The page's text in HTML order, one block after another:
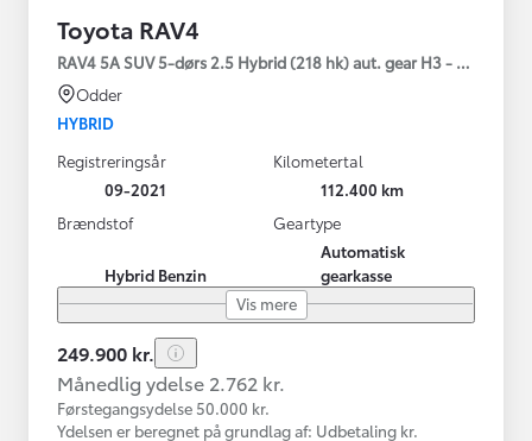
Toyota RAV4
RAV4 5A SUV 5-dørs 2.5 Hybrid (218 hk) aut. gear H3 - Comfort
Odder
HYBRID
Registreringsår
09-2021
Kilometertal
112.400 km
Brændstof
Hybrid Benzin
Geartype
Automatisk
gearkasse
Vis mere
249.900 kr.
Månedlig ydelse 2.762 kr.
Førstegangsydelse 50.000 kr.
Ydelsen er beregnet på grundlag af: Udbetaling kr.